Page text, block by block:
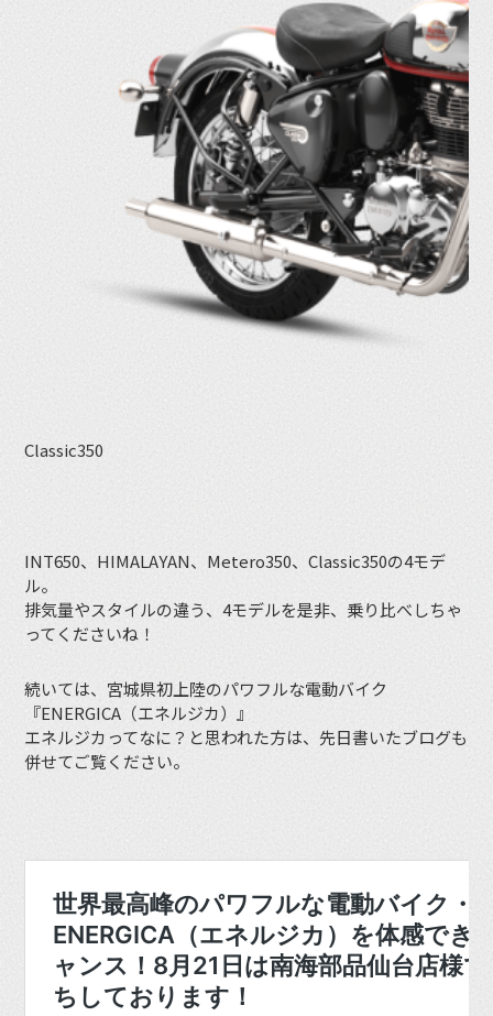
Classic350
INT650、HIMALAYAN、Metero350、Classic350の4モデ
ル。
排気量やスタイルの違う、4モデルを是非、乗り比べしちゃ
ってくださいね！
続いては、宮城県初上陸のパワフルな電動バイク
『ENERGICA（エネルジカ）』
エネルジカってなに？と思われた方は、先日書いたブログも
併せてご覧ください。